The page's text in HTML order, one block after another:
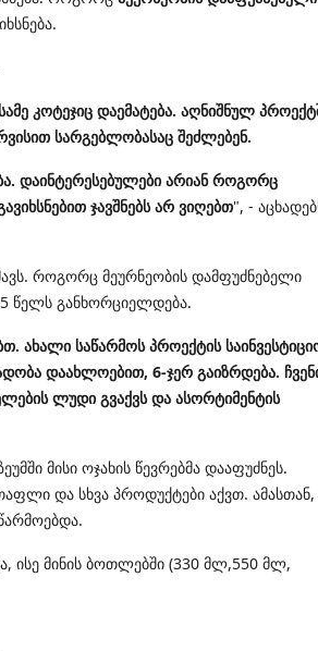
კოტეჯიც დაემატება. აღნიშნულ
სარგებლობასაც შეძლებენ.
დაინტერესებულები არიან როგორც
ჯავშნებს არ ვიღებთ", -
როგორც მეურნეობის დამფუძნებელი
წელს განხორციელდება.
ახალი საწარმოს პროექტის
დაახლოებით, 6-ჯერ გაიზრდება.
ლუდი გვაქვს და ასორტიმენტის
მისი ოჯახის წევრებმა დააფუძნეს.
და სხვა პროდუქტები აქვთ. ამასთან,
ისე მინის ბოთლებში (330 მლ,550 მლ,